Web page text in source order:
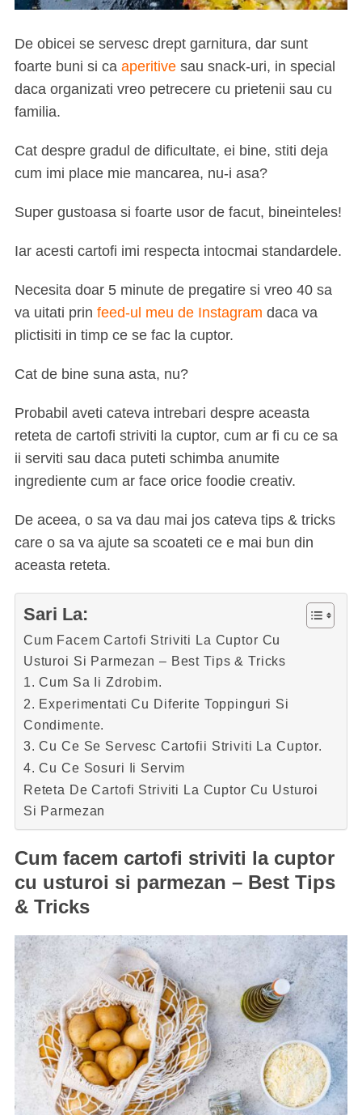
De obicei se servesc drept garnitura, dar sunt
foarte buni si ca aperitivesau snack-uri, in special
daca organizati vreo petrecere cu prietenii sau cu
familia.
Cat despre gradul de dificultate, ei bine, stiti deja
cum imi place mie mancarea, nu-i asa?
Super gustoasa si foarte usor de facut, bineinteles!
Iar acesti cartofi imi respecta intocmai standardele.
Necesita doar 5 minute de pregatire si vreo 40 sa
va uitati prin feed-ul meu de Instagram daca va
plictisiti in timp ce se fac la cuptor.
Cat de bine suna asta, nu?
Probabil aveti cateva intrebari despre aceasta
reteta de cartofi striviti la cuptor, cum ar fi cu ce sa
ii serviti sau daca puteti schimba anumite
ingrediente cum ar face orice foodie creativ.
De aceea, o sa va dau mai jos cateva tips & tricks
care o sa va ajute sa scoateti ce e mai bun din
aceasta reteta.
Sari La:
Cum Facem Cartofi Striviti La Cuptor Cu
Usturoi Si Parmezan – Best Tips & Tricks
1. Cum Sa Ii Zdrobim.
2. Experimentati Cu Diferite Toppinguri Si
Condimente.
3. Cu Ce Se Servesc Cartofii Striviti La Cuptor.
4. Cu Ce Sosuri Ii Servim
Reteta De Cartofi Striviti La Cuptor Cu Usturoi
Si Parmezan
Cum facem cartofi striviti la cuptor
cu usturoi si parmezan – Best Tips
& Tricks